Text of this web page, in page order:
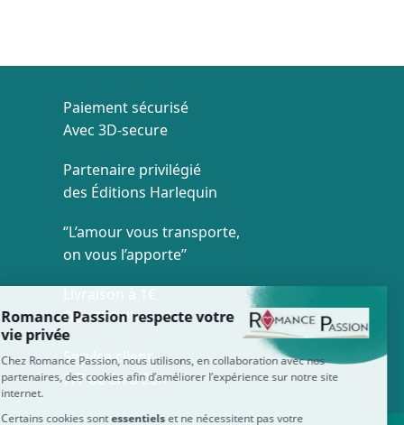
Paiement sécurisé
Avec 3D-secure
Partenaire privilégié
des Éditions Harlequin
‘’L’amour vous transporte,
on vous l’apporte’’
Dès 35€ d'achat
Service client
7/7 de 8h à 20h